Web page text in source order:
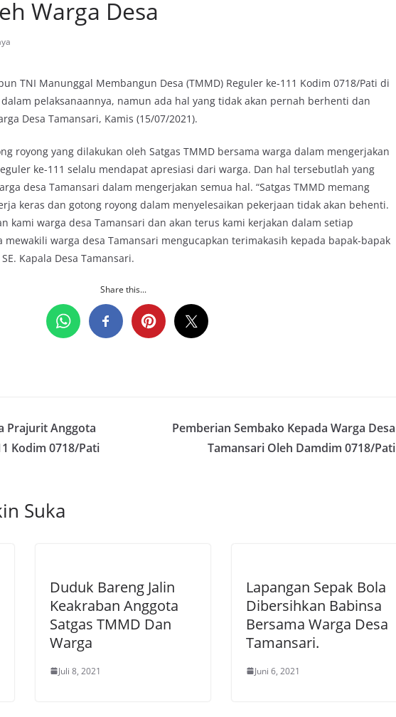
Warga Desa
TNI Manunggal Membangun Desa (TMMD) Reguler ke-111 Kodim 0718/Pati di
pelaksanaannya, namun ada hal yang tidak akan pernah berhenti dan
Desa Tamansari, Kamis (15/07/2021).
royong yang dilakukan oleh Satgas TMMD bersama warga dalam mengerjakan
ke-111 selalu mendapat apresiasi dari warga. Dan hal tersebutlah yang
desa Tamansari dalam mengerjakan semua hal. “Satgas TMMD memang
keras dan gotong royong dalam menyelesaikan pekerjaan tidak akan behenti.
kami warga desa Tamansari dan akan terus kami kerjakan dalam setiap
mewakili warga desa Tamansari mengucapkan terimakasih kepada bapak-bapak
Kapala Desa Tamansari.
Share this...
Prajurit Anggota
Kodim 0718/Pati
Pemberian Sembako Kepada Warga Desa
Tamansari Oleh Damdim 0718/Pati
Suka
Duduk Bareng Jalin
Keakraban Anggota
Satgas TMMD Dan
Warga
Juli 8, 2021
Lapangan Sepak Bola
Dibersihkan Babinsa
Bersama Warga Desa
Tamansari.
Juni 6, 2021